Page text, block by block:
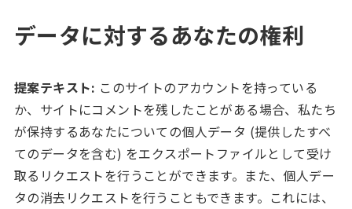
データに対するあなたの権利
提案テキスト: このサイトのアカウントを持っている
か、サイトにコメントを残したことがある場合、私たち
が保持するあなたについての個人データ (提供したすべ
てのデータを含む) をエクスポートファイルとして受け
取るリクエストを行うことができます。また、個人デー
タの消去リクエストを行うこともできます。これには、